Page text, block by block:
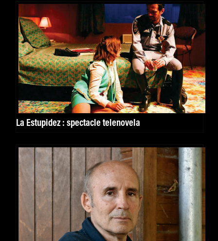
La Estupidez : spectacle telenovela